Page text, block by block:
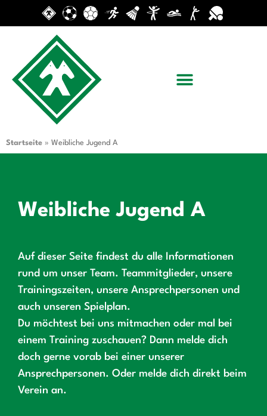
Startseite » Weibliche Jugend A
Weibliche Jugend A
Auf dieser Seite findest du alle Informationen
rund um unser Team. Teammitglieder, unsere
Trainingszeiten, unsere Ansprechpersonen und
auch unseren Spielplan.
Du möchtest bei uns mitmachen oder mal bei
einem Training zuschauen? Dann melde dich
doch gerne vorab bei einer unserer
Ansprechpersonen. Oder melde dich direkt beim
Verein an.